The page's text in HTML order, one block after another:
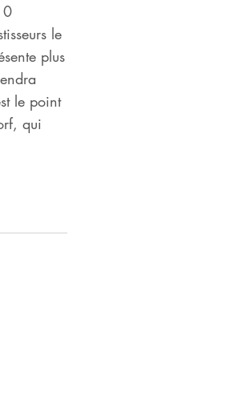
le
plus
le point
qui